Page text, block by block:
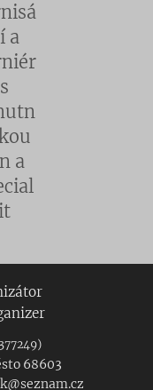
a
s
a
it
68603